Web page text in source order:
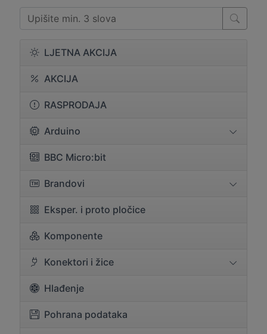
LJETNA AKCIJA
AKCIJA
RASPRODAJA
Arduino
BBC Micro:bit
Brandovi
Eksper. i proto pločice
Komponente
Konektori i žice
Hlađenje
Pohrana podataka